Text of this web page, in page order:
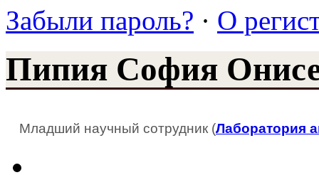
Забыли пароль? · О
Пипия София
Младший научный сотрудник (Лаборатория